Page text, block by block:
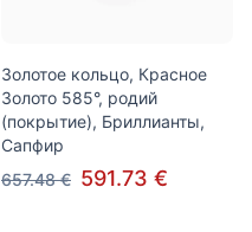
Золотое кольцо, Красное
Золото 585°, родий
(покрытие), Бриллианты,
Сапфир
657.48 € 591.73 €